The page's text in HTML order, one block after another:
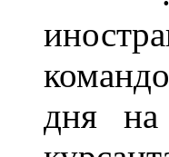
дня